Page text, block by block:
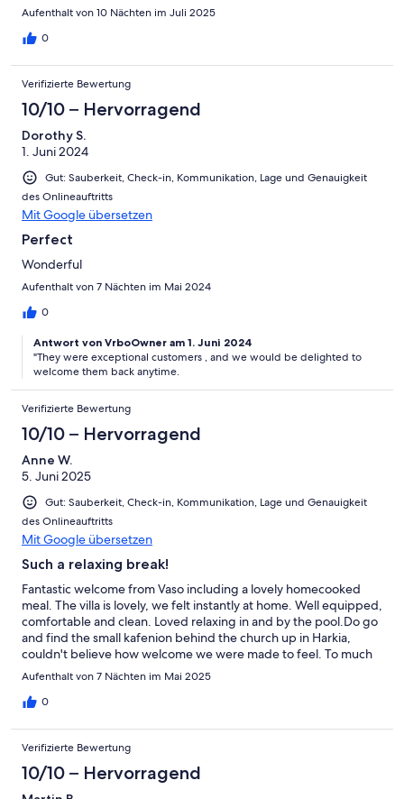
Aufenthalt von 10 Nächten im Juli 2025
0
Verifizierte Bewertung
10/10 – Hervorragend
Dorothy S.
1. Juni 2024
Gut: Sauberkeit, Check-in, Kommunikation, Lage und Genauigkeit
des Onlineauftritts
Mit Google übersetzen
Perfect
Wonderful
Aufenthalt von 7 Nächten im Mai 2024
0
Antwort von VrboOwner am 1. Juni 2024
"They were exceptional customers , and we would be delighted to
welcome them back anytime.
Verifizierte Bewertung
10/10 – Hervorragend
Anne W.
5. Juni 2025
Gut: Sauberkeit, Check-in, Kommunikation, Lage und Genauigkeit
des Onlineauftritts
Mit Google übersetzen
Such a relaxing break!
Fantastic welcome from Vaso including a lovely homecooked
meal. The villa is lovely, we felt instantly at home. Well equipped,
comfortable and clean. Loved relaxing in and by the pool.Do go
and find the small kafenion behind the church up in Harkia,
couldn't believe how welcome we were made to feel. To much
to explore in a week, we will be back.Many thanks
Aufenthalt von 7 Nächten im Mai 2025
0
Verifizierte Bewertung
10/10 – Hervorragend